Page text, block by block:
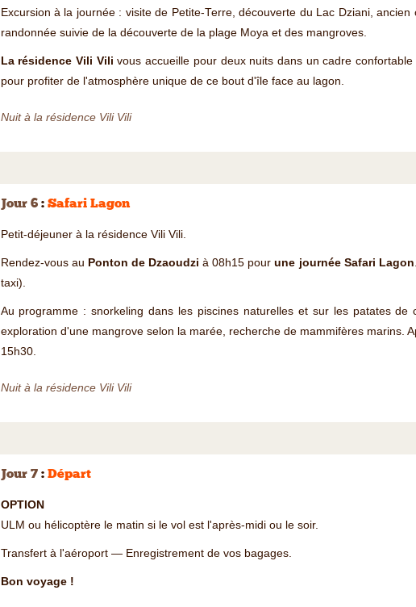
Excursion à la journée : visite de Petite-Terre, découverte du Lac Dziani,
randonnée suivie de la découverte de la plage Moya et des mangroves.
La résidence Vili Vili vous accueille pour deux nuits dans un cadre
pour profiter de l'atmosphère unique de ce bout d'île face au lagon.
Nuit à la résidence Vili Vili
Jour 6: Safari Lagon
Petit-déjeuner à la résidence Vili Vili.
Rendez-vous au Ponton de Dzaoudzi à 08h15 pourune journée Safari Lagon
taxi).
Au programme : snorkeling dans les piscines naturelles et sur les patates de
exploration d'une mangrove selon la marée, recherche de mammifères marins.
15h30.
Nuit à la résidence Vili Vili
Jour 7: Départ
OPTION
ULM ou hélicoptère le matin si le vol est l'après-midi ou le soir.
Transfert à l'aéroport — Enregistrement de vos bagages.
Bon voyage !